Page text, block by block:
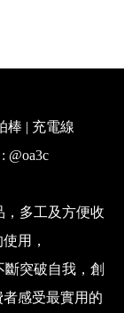
棒 | 充電線
@oa3c
多工及方便收
用，
突破自我，創
感受最實用的